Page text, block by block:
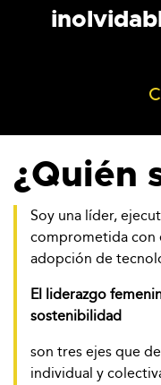
¿Quién
Soy una líder,
comprometida con
adopción de
El liderazgo
sostenibilidad
son tres ejes que
individual y